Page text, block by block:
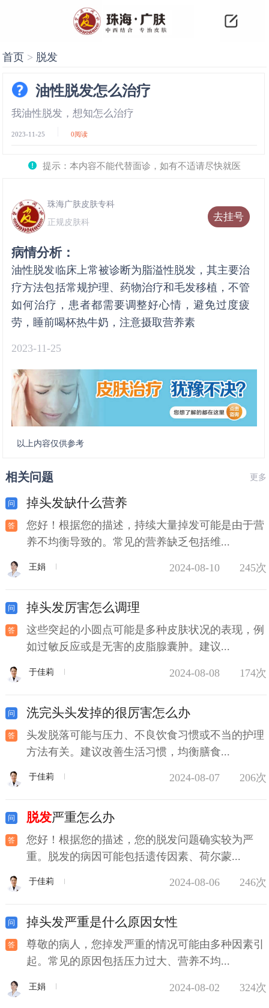
首页 > 脱发
油性脱发怎么治疗
我油性脱发，想知怎么治疗
2023-11-25 0阅读
提示：本内容不能代替面诊，如有不适请尽快就医
去挂号
珠海广肤皮肤专科
正规皮肤科
病情分析：
油性脱发临床上常被诊断为脂溢性脱发，其主要治
疗方法包括常规护理、药物治疗和毛发移植，不管
如何治疗，患者都需要调整好心情，避免过度疲
劳，睡前喝杯热牛奶，注意摄取营养素
2023-11-25
以上内容仅供参考
相关问题 更多
掉头发缺什么营养
您好！根据您的描述，持续大量掉发可能是由于营
养不均衡导致的。常见的营养缺乏包括维...
王娟 2024-08-10 245次
掉头发厉害怎么调理
这些突起的小圆点可能是多种皮肤状况的表现，例
如过敏反应或是无害的皮脂腺囊肿。建议...
于佳莉 2024-08-08 174次
洗完头头发掉的很厉害怎么办
头发脱落可能与压力、不良饮食习惯或不当的护理
方法有关。建议改善生活习惯，均衡膳食...
于佳莉 2024-08-07 206次
脱发严重怎么办
您好！根据您的描述，您的脱发问题确实较为严
重。脱发的病因可能包括遗传因素、荷尔蒙...
于佳莉 2024-08-06 246次
掉头发严重是什么原因女性
尊敬的病人，您掉发严重的情况可能由多种因素引
起。常见的原因包括压力过大、营养不均...
王娟 2024-08-02 324次